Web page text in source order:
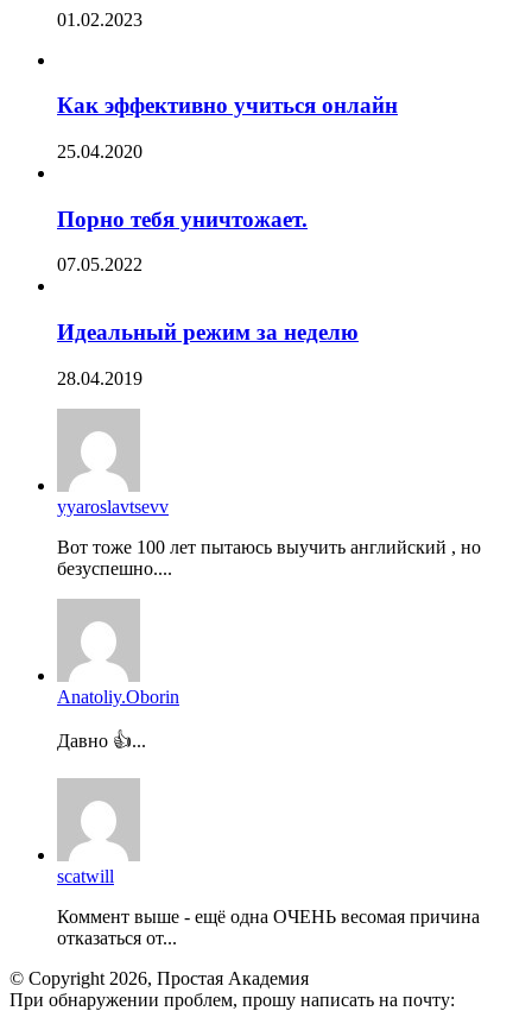
01.02.2023
Как эффективно учиться онлайн
25.04.2020
Порно тебя уничтожает.
07.05.2022
Идеальный режим за неделю
28.04.2019
yyaroslavtsevv
Вот тоже 100 лет пытаюсь выучить английский , но
безуспешно....
Anatoliy.Oborin
Давно 👍...
scatwill
Коммент выше - ещё одна ОЧЕНЬ весомая причина
отказаться от...
© Copyright 2026, Простая Академия
При обнаружении проблем, прошу написать на почту: